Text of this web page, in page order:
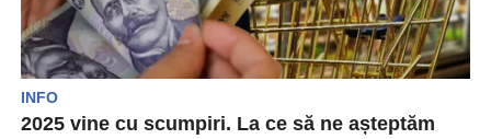
INFO
2025 vine cu scumpiri. La ce să ne așteptăm